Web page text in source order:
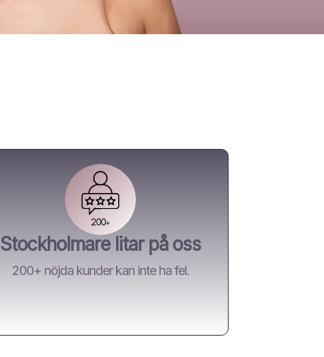
Stockholmare litar på oss
200+ nöjda kunder kan inte ha fel.